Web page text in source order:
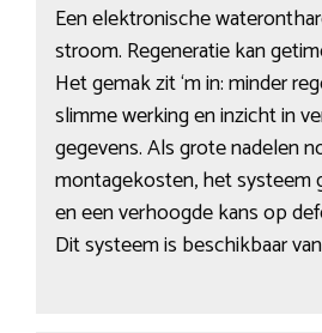
Een elektronische
stroom. Regeneratie kan
Het gemak zit ‘m in: minder
slimme werking en inzicht in
gegevens. Als grote nadelen
montagekosten, het systeem
en een verhoogde kans op
Dit systeem is beschikbaar